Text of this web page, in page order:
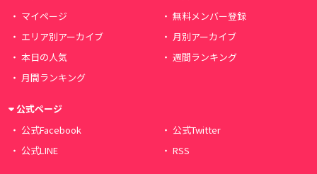
マイページ
無料メンバー登録
エリア別アーカイブ
月別アーカイブ
本日の人気
週間ランキング
月間ランキング
公式ページ
公式Facebook
公式Twitter
公式LINE
RSS